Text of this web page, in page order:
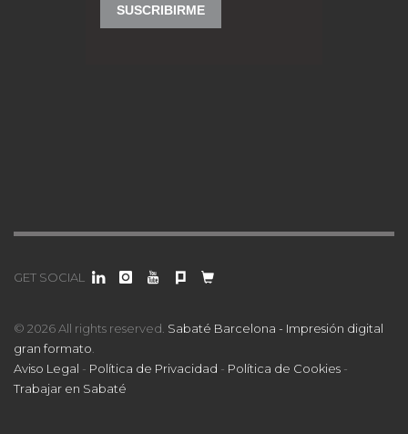
GET SOCIAL
© 2026 All rights reserved. Sabaté Barcelona - Impresión digital
gran formato
Aviso Legal - Política de Privacidad - Política de Cookies -
Trabajar en Sabaté